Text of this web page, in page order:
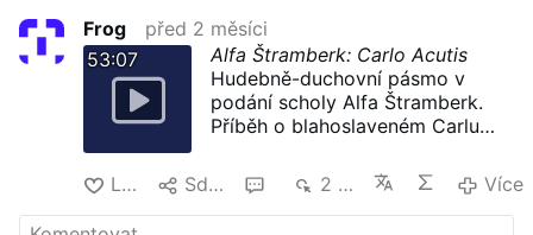
Frog
před 2 měsíci
53:07
Alfa Štramberk: Carlo Acutis
Hudebně-duchovní pásmo v
podání scholy Alfa Štramberk.
Příběh o blahoslaveném Carlu
džínách.
Koncert natočen TV Noe,
premiéra odvysílána 11. února
Lajk Sdílet 2 tis. Více